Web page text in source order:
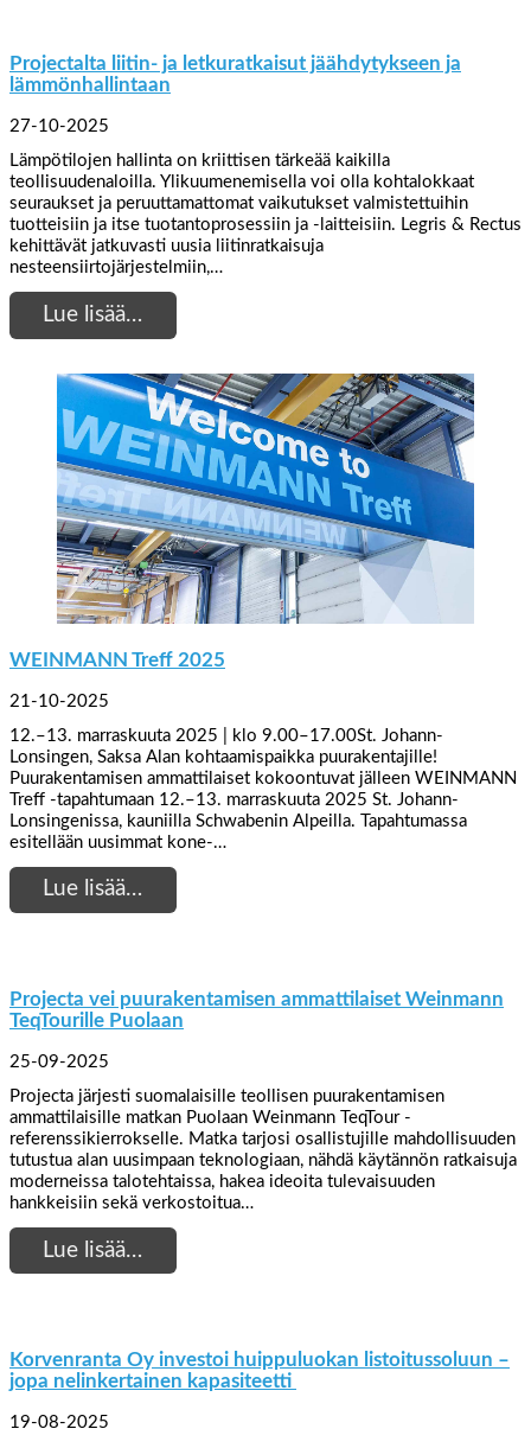
Projectalta liitin- ja letkuratkaisut jäähdytykseen ja
lämmönhallintaan
27-10-2025
Lämpötilojen hallinta on kriittisen tärkeää kaikilla
teollisuudenaloilla. Ylikuumenemisella voi olla kohtalokkaat
seuraukset ja peruuttamattomat vaikutukset valmistettuihin
tuotteisiin ja itse tuotantoprosessiin ja -laitteisiin. Legris & Rectus
kehittävät jatkuvasti uusia liitinratkaisuja
nesteensiirtojärjestelmiin,…
Lue lisää…
WEINMANN Treff 2025
21-10-2025
12.–13. marraskuuta 2025 | klo 9.00–17.00St. Johann-
Lonsingen, Saksa Alan kohtaamispaikka puurakentajille!
Puurakentamisen ammattilaiset kokoontuvat jälleen WEINMANN
Treff -tapahtumaan 12.–13. marraskuuta 2025 St. Johann-
Lonsingenissa, kauniilla Schwabenin Alpeilla. Tapahtumassa
esitellään uusimmat kone-…
Lue lisää…
Projecta vei puurakentamisen ammattilaiset Weinmann
TeqTourille Puolaan
25-09-2025
Projecta järjesti suomalaisille teollisen puurakentamisen
ammattilaisille matkan Puolaan Weinmann TeqTour -
referenssikierrokselle. Matka tarjosi osallistujille mahdollisuuden
tutustua alan uusimpaan teknologiaan, nähdä käytännön ratkaisuja
moderneissa talotehtaissa, hakea ideoita tulevaisuuden
hankkeisiin sekä verkostoitua…
Lue lisää…
Korvenranta Oy investoi huippuluokan listoitussoluun –
jopa nelinkertainen kapasiteetti
19-08-2025